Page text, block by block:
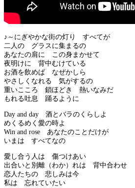
♪～にぎやかな街の灯り すべてが
二人の グラスに集まるの
あなたの肩に この身まかせて
夜明けに 背中むけている
お酒を飲めば なぜかしら
やさしくなれる 気がするの
重いこころ 鎖ほどき 熱いなみだ
もれる吐息 踊るように
Day and day 酒とバラのくらしよ
めくるめく愛の時よ
Win and rose あなたのことだけが
いまは すべてなの
愛し合う人は 傷つけあい
出合いと別離（わか）れは 背中合わせ
恋人たちの 悲しみは今
私は 忘れていたい